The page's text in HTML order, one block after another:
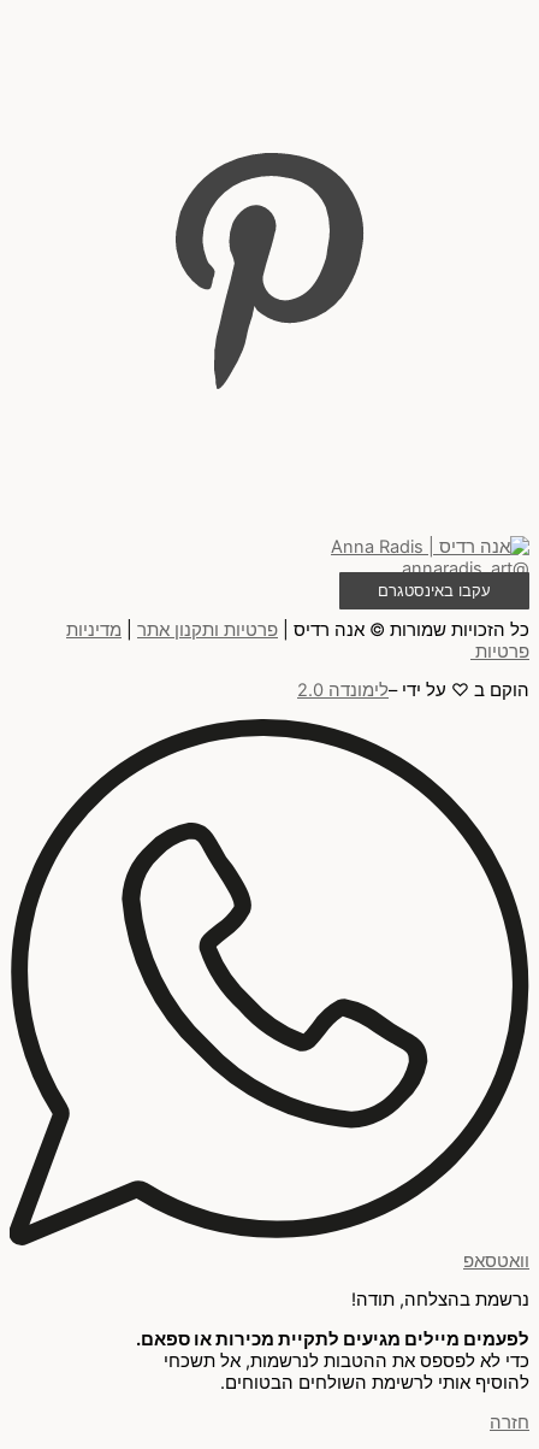
@annaradis_art
עקבו באינסטגרם
כל הזכויות שמורות © אנה רדיס | פרטיות ותקנון אתר
מדיניות
פרטיות
הוקם ב ♡ על ידי –לימונדה 2.0
וואטסאפ
נרשמת בהצלחה, תודה!
לפעמים מיילים מגיעים לתקיית מכירות או ספאם.
כדי לא לפספס את ההטבות לנרשמות, אל תשכחי
להוסיף אותי לרשימת השולחים הבטוחים.
חזרה